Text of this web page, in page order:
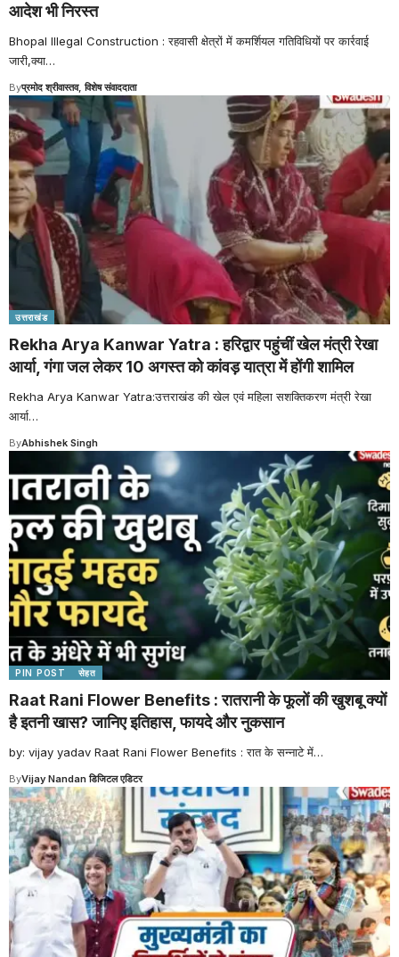
आदेश भी निरस्त
Bhopal Illegal Construction : रहवासी क्षेत्रों में कमर्शियल गतिविधियों पर कार्रवाई
जारी,क्या…
Byप्रमोद श्रीवास्तव, विशेष संवाददाता
उत्तराखंड
Rekha Arya Kanwar Yatra : हरिद्वार पहुंचीं खेल मंत्री रेखा
आर्या, गंगा जल लेकर 10 अगस्त को कांवड़ यात्रा में होंगी शामिल
Rekha Arya Kanwar Yatra:उत्तराखंड की खेल एवं महिला सशक्तिकरण मंत्री रेखा
आर्या…
ByAbhishek Singh
PIN POST सेहत
Raat Rani Flower Benefits : रातरानी के फूलों की खुशबू क्यों
है इतनी खास? जानिए इतिहास, फायदे और नुकसान
by: vijay yadav Raat Rani Flower Benefits : रात के सन्नाटे में…
ByVijay Nandan डिजिटल एडिटर